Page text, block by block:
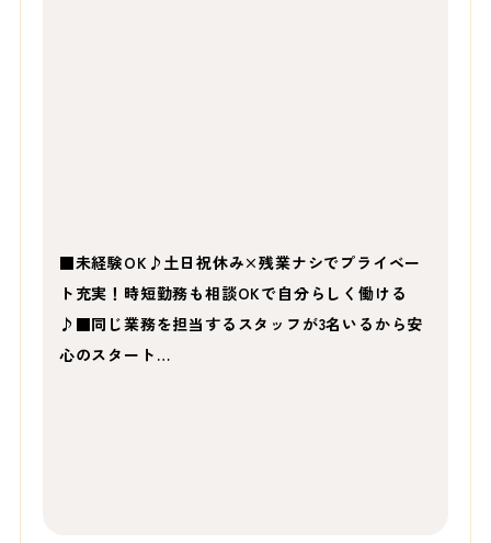
■未経験OK♪土日祝休み×残業ナシでプライベー
ト充実！時短勤務も相談OKで自分らしく働ける
♪■同じ業務を担当するスタッフが3名いるから安
心のスタート…